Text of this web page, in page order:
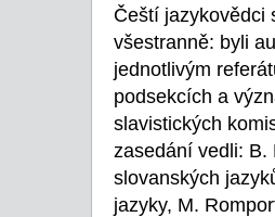
Čeští jazykovědci
všestranně: byli
jednotlivým
podsekcích a
slavistických
zasedání vedli: B.
slovanských
jazyky, M.